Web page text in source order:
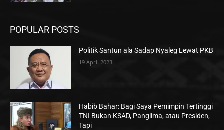
POPULAR POSTS
Politik Santun ala Sadap Nyaleg Lewat PKB
19 April 2023
Habib Bahar: Bagi Saya Pemimpin Tertinggi
TNI Bukan KSAD, Panglima, atau Presiden,
Tapi